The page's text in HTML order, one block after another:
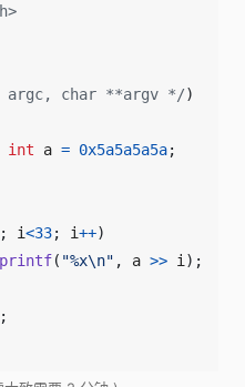
char **argv */)
int a = 0x5a5a5a5a;
; i<33; i++)
printf( "%x\n" , a >> i );
;